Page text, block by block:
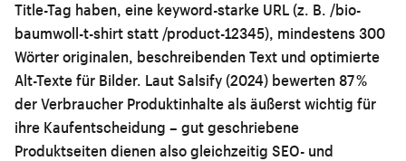
Title-Tag haben, eine keyword-starke URL (z. B. /bio-
baumwoll-t-shirt statt /product-12345), mindestens 300
Wörter originalen, beschreibenden Text und optimierte
Alt-Texte für Bilder. Laut Salsify (2024) bewerten 87 %
der Verbraucher Produktinhalte als äußerst wichtig für
ihre Kaufentscheidung – gut geschriebene
Produktseiten dienen also gleichzeitig SEO- und